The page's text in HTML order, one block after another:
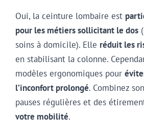
Oui, la ceinture lombaire est
pour les métiers sollicitant le dos
soins à domicile). Elle réduit les
en stabilisant la colonne.
modèles ergonomiques pour
l’inconfort prolongé. Combinez
pauses régulières et des
votre mobilité.